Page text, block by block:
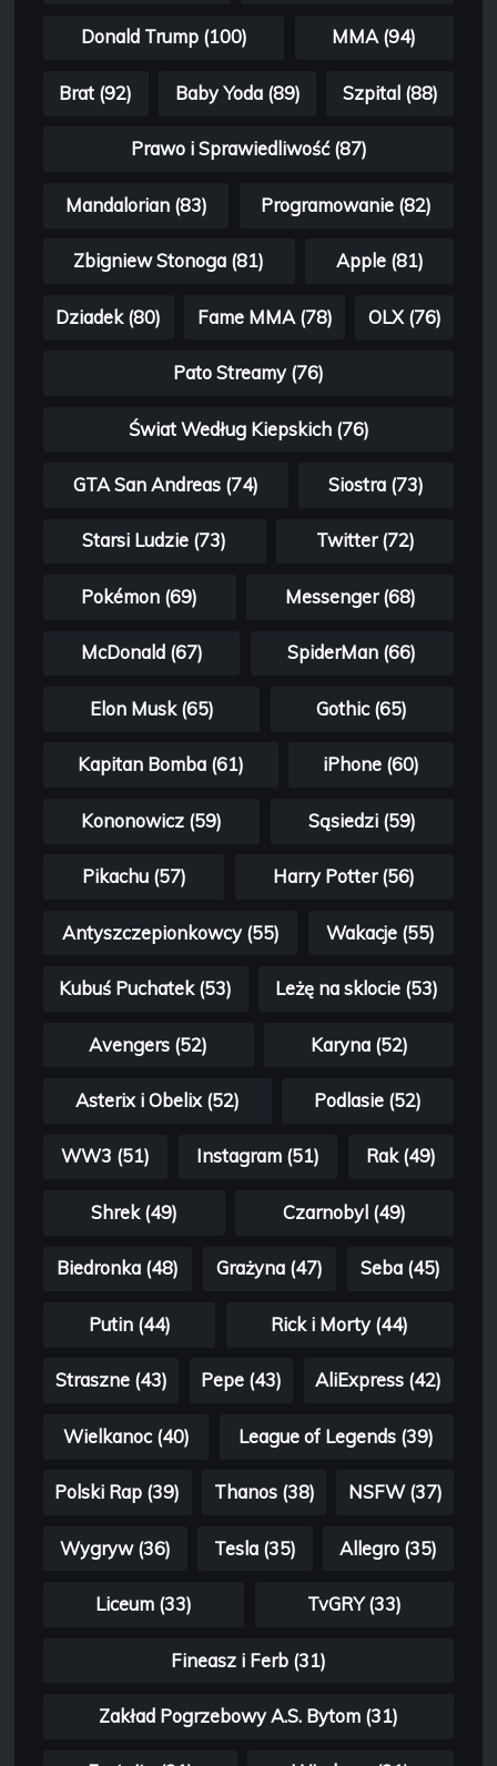
Donald Trump (100) MMA (94)
Brat (92) Baby Yoda (89) Szpital (88)
Prawo i Sprawiedliwość (87)
Mandalorian (83) Programowanie (82)
Zbigniew Stonoga (81) Apple (81)
Dziadek (80) Fame MMA (78) OLX (76)
Pato Streamy (76)
Świat Według Kiepskich (76)
GTA San Andreas (74) Siostra (73)
Starsi Ludzie (73) Twitter (72)
Pokémon (69) Messenger (68)
McDonald (67) SpiderMan (66)
Elon Musk (65) Gothic (65)
Kapitan Bomba (61) iPhone (60)
Kononowicz (59) Sąsiedzi (59)
Pikachu (57) Harry Potter (56)
Antyszczepionkowcy (55) Wakacje (55)
Kubuś Puchatek (53) Leżę na sklocie (53)
Avengers (52) Karyna (52)
Asterix i Obelix (52) Podlasie (52)
WW3 (51) Instagram (51) Rak (49)
Shrek (49) Czarnobyl (49)
Biedronka (48) Grażyna (47) Seba (45)
Putin (44) Rick i Morty (44)
Straszne (43) Pepe (43) AliExpress (42)
Wielkanoc (40) League of Legends (39)
Polski Rap (39) Thanos (38) NSFW (37)
Wygryw (36) Tesla (35) Allegro (35)
Liceum (33) TvGRY (33)
Fineasz i Ferb (31)
Zakład Pogrzebowy A.S. Bytom (31)